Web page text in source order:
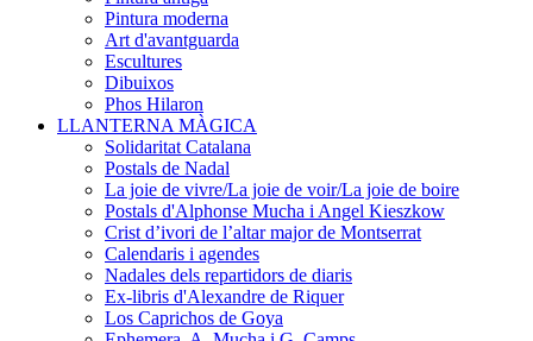
Pintura moderna
Art d'avantguarda
Escultures
Dibuixos
Phos Hilaron
LLANTERNA MÀGICA
Solidaritat Catalana
Postals de Nadal
La joie de vivre/La joie de voir/La joie de boire
Postals d'Alphonse Mucha i Angel Kieszkow
Crist d’ivori de l’altar major de Montserrat
Calendaris i agendes
Nadales dels repartidors de diaris
Ex-libris d'Alexandre de Riquer
Los Caprichos de Goya